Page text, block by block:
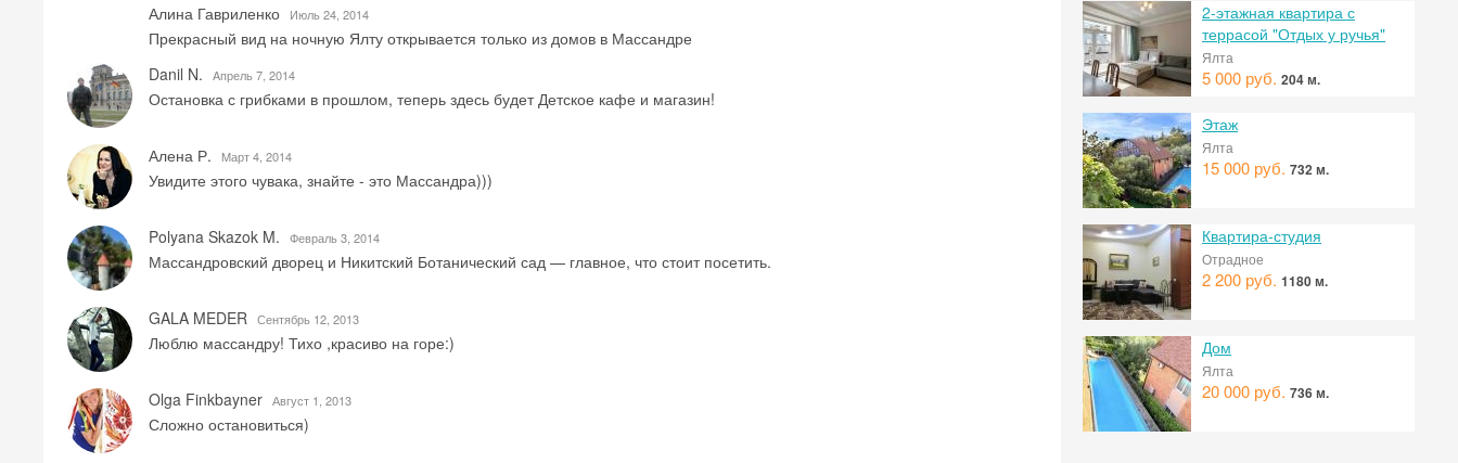
Алина Гавриленко Июль 24, 2014
Прекрасный вид на ночную Ялту открывается только из домов в Массандре
Danil N.
Aпрель 7, 2014
Остановка с грибками в прошлом, теперь здесь будет Детское кафе и магазин!
Алена Р. Mарт 4, 2014
Увидите этого чувака, знайте - это Массандра)))
Polyana Skazok M. Февраль 3, 2014
Массандровский дворец и Никитский Ботанический сад — главное, что стоит посетить.
GALA MEDER Сентябрь 12, 2013
Люблю массандру! Тихо ,красиво на горе:)
Olga Finkbayner Август 1, 2013
Сложно остановиться)
2-этажная квартира с
террасой "Отдых у ручья"
Ялта
5 000 руб. 204 м.
Этаж
Ялта
15 000 руб. 732 м.
Квартира-студия
Отрадное
2 200 руб. 1180 м.
Дом
Ялта
20 000 руб. 736 м.
Скидка −5%